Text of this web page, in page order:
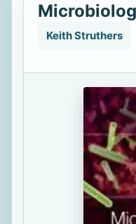
Keith Struthers